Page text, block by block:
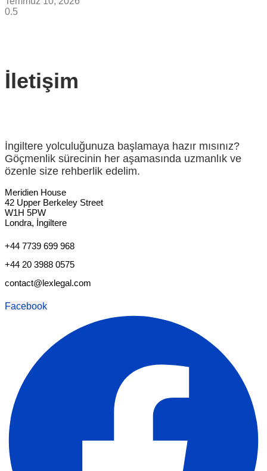
İletişim
İngiltere yolculuğunuza başlamaya hazır mısınız?
Göçmenlik sürecinin her aşamasında uzmanlık ve
özenle size rehberlik edelim.
Meridien House
42 Upper Berkeley Street
W1H 5PW
Londra, İngiltere
+44 7739 699 968
+44 20 3988 0575
contact@lexlegal.com
Facebook